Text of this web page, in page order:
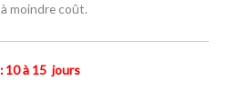
moindre coût.
10 à 15 jours